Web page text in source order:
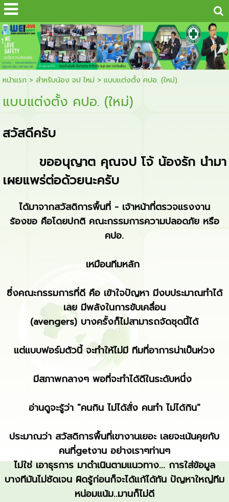
...
1
หน้าแรก > สำหรับน้อง จป ใหม่ > แบบแต่งตั้ง คปอ. (ใหม่)
แบบแต่งตั้ง คปอ. (ใหม่)
สวัสดีครับ
ขออนุญาต คุณจป โจ้ น้องรัก นำมา
เผยแพร่ต่อด้วยนะครับ
ได้มาจากสวัสดิการพื้นที่ - เจ้าหน้าที่ตรวจแรงงาน
ร้องขอ คือโดยปกติ คณะกรรมการความปลอดภัย หรือ
คปอ.
เหมือนทีมหลัก
ซึ่งคณะกรรมการที่ดี คือ เข้าใจปัญหา มีงบประมาณทำได้
เลย มีพลังในการขับเคลื่อน
(avengers) บางครั้งก็ไม่สามารถจัดชุดนี้ได้
แต่แบบฟอร์มตัวนี้ จะทำให้ไม่มี ทีมที่อาการน่าเป็นห่วง
มีสภาพกลางๆ พอที่จะทำได้ดีในระดับหนึ่ง
อ่านดูจะรู้ว่า "คนกิน ไม่ได้สั่ง คนทำ ไม่ได้กิน"
ประมาณว่า สวัสดิการพื้นที่เขางานเยอะ เลยจะเน้นคุยกับ
คนที่getงาน อย่างเราๆท่านๆ
ไม่ใช่ เอาธุรการ มาดำเนินตามแนวทาง... การใส่ข้อมูล
บางทีมันไม่ชัดเจน ผิดรู้ก่อนก็จะได้แก้ได้ทัน ปัญหาใหญ่ทีม
หน่อมแน้ม..มานก็ไม่ดี